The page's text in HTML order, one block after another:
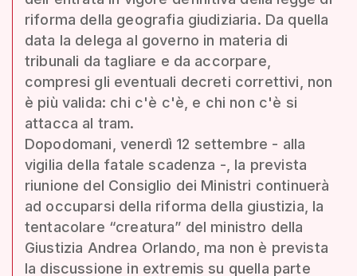
riforma della geografia giudiziaria. Da quella
data la delega al governo in materia di
tribunali da tagliare e da accorpare,
compresi gli eventuali decreti correttivi, non
è più valida: chi c'è c'è, e chi non c'è si
attacca al tram.
Dopodomani, venerdì 12 settembre - alla
vigilia della fatale scadenza -, la prevista
riunione del Consiglio dei Ministri continuerà
ad occuparsi della riforma della giustizia, la
tentacolare “creatura” del ministro della
Giustizia Andrea Orlando, ma non è prevista
la discussione in extremis su quella parte